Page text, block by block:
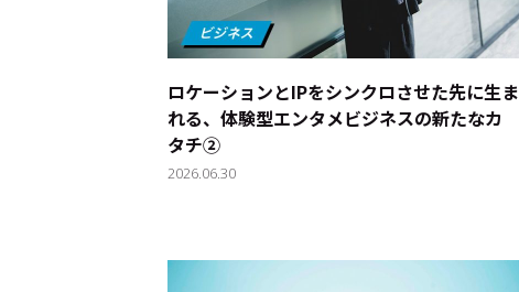
ロケーションとIPをシンクロさせた先に生ま
れる、体験型エンタメビジネスの新たなカ
タチ②
2026.06.30